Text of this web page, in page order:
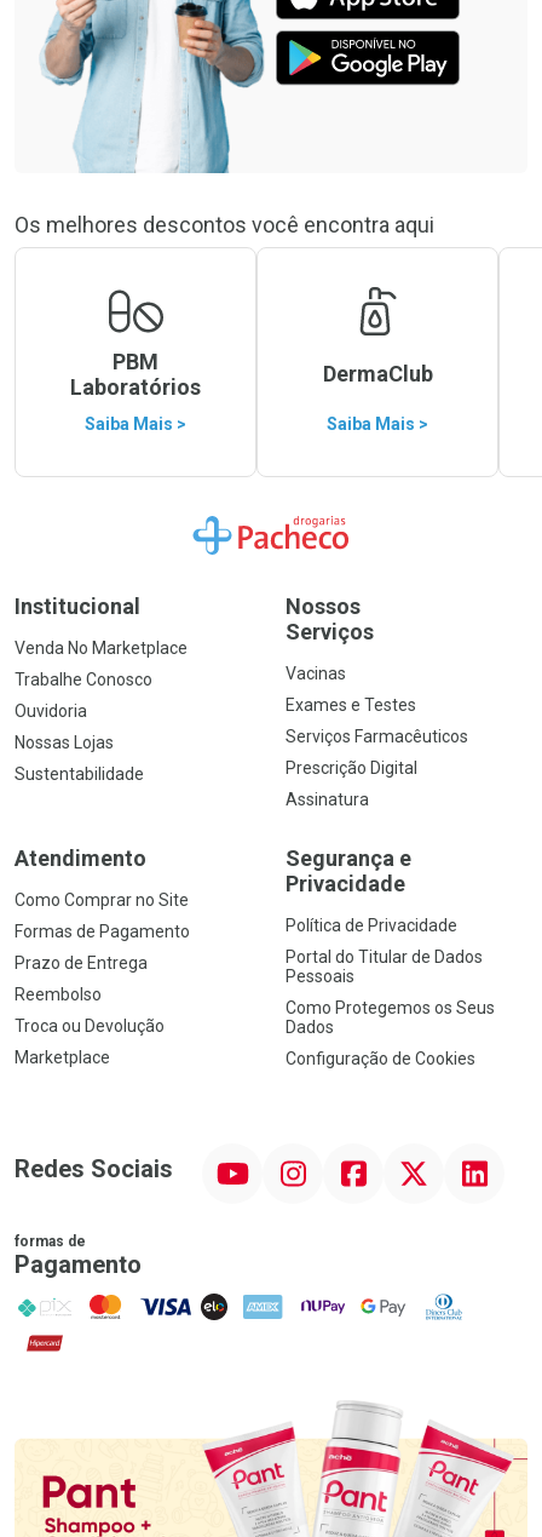
Os melhores descontos você encontra aqui
PBM
Laboratórios
Saiba Mais >
DermaClub
Saiba Mais >
Ir para a Home
Institucional
Venda No Marketplace
Trabalhe Conosco
Ouvidoria
Nossas Lojas
Sustentabilidade
Nossos
Serviços
Vacinas
Exames e Testes
Serviços Farmacêuticos
Prescrição Digital
Assinatura
Atendimento
Como Comprar no Site
Formas de Pagamento
Prazo de Entrega
Reembolso
Troca ou Devolução
Marketplace
Segurança e
Privacidade
Política de Privacidade
Portal do Titular de Dados
Pessoais
Como Protegemos os Seus
Dados
Configuração de Cookies
Redes Sociais InstagramFacebookTwitter Linkedin
formas de
Pagamento
PIX MasterCard
VISA ELO AMEX NuPay Google PayDiners Club
Hipercard
Promoção em Destaque